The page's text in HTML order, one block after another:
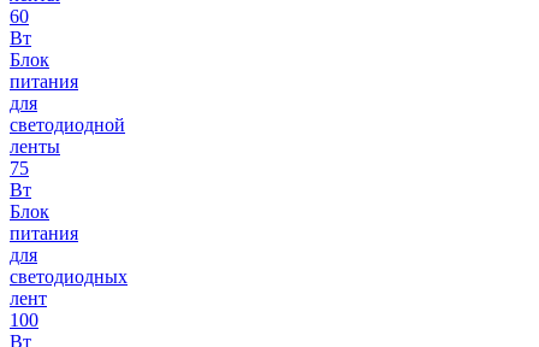
60
Вт
Блок
питания
для
светодиодной
ленты
75
Вт
Блок
питания
для
светодиодных
лент
100
Вт